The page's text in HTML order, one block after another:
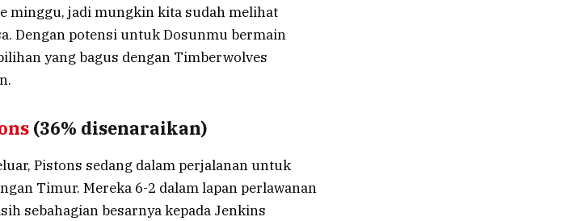
minggu, jadi mungkin kita sudah melihat
Dengan potensi untuk Dosunmu bermain
yang bagus dengan Timberwolves
(36% disenaraikan)
Pistons sedang dalam perjalanan untuk
Timur. Mereka 6-2 dalam lapan perlawanan
sebahagian besarnya kepada Jenkins